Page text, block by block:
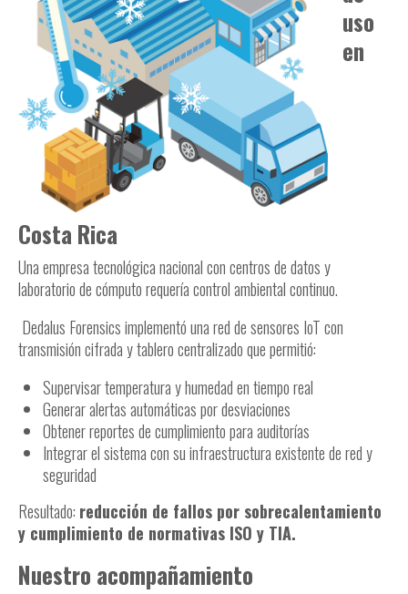
uso
en
Costa Rica
Una empresa tecnológica nacional con centros de datos y
laboratorio de cómputo requería control ambiental continuo.
Dedalus Forensics implementó una red de sensores IoT con
transmisión cifrada y tablero centralizado que permitió:
Supervisar temperatura y humedad en tiempo real
Generar alertas automáticas por desviaciones
Obtener reportes de cumplimiento para auditorías
Integrar el sistema con su infraestructura existente de red y
seguridad
Resultado: reducción de fallos por sobrecalentamiento
y cumplimiento de normativas ISO y TIA.
Nuestro acompañamiento